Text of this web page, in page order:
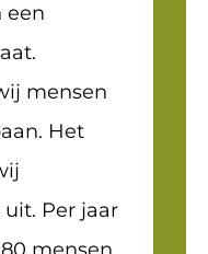
een
mensen
Het
Per jaar